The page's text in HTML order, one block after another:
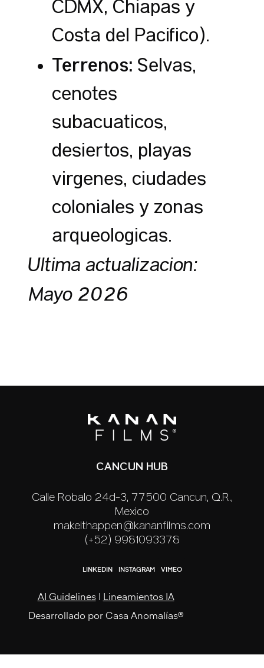
CDMX, Chiapas y
Costa del Pacífico).
Terrenos: Selvas,
cenotes
subacuáticos,
desiertos, playas
vírgenes, ciudades
coloniales y zonas
arqueológicas.
Última actualización:
Mayo 2026
CANCUN HUB
Calle Robalo 24d-3, 77500 Cancún, Q.R.,
México
makeithappen@kananfilms.com
(+52) 9981093378
LINKEDIN INSTAGRAM VIMEO
AI Guidelines| Lineamientos IA
Desarrollado por Casa Anomalías®